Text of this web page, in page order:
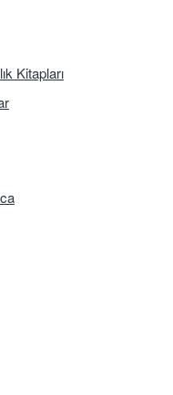
Kitapları